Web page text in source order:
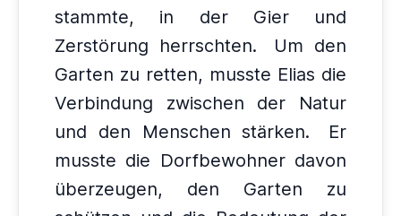
stammte, in der Gier und
Zerstörung herrschten.
Um den
Garten zu retten, musste Elias die
Verbindung zwischen der Natur
und den Menschen stärken.
Er
musste die Dorfbewohner davon
überzeugen, den Garten zu